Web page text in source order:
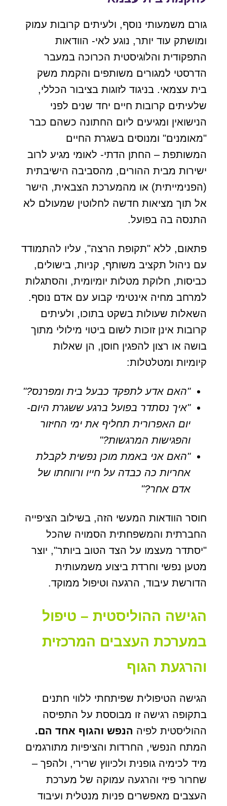
גורם משמעותי נוסף, ולעיתים קרובות עמוק
ומושתק עוד יותר, נוגע לאי- הוודאות
התפקודית והלוגיסטית הכרוכה במעבר
הדרסטי למגורים משותפים והקמת משק
בית עצמאי. בניגוד לזוגות בציבור הכללי,
שלעיתים קרובות חיים יחד שנים לפני
הנישואין ומגיעים ליום החתונה כשהם כבר
"מאומנים" ומנוסים בשגרת החיים
המשותפת – החתן הדתי- לאומי מגיע לרוב
ישירות מבית ההורים, מהסביבה הישיבתית
(הפנימייתית) או מהמערכת הצבאית, הישר
אל תוך מציאות חדשה לחלוטין שמעולם לא
התנסה בה בפועל.
פתאום, ללא "תקופת הרצה", עליו להתמודד
עם ניהול תקציב משותף, קניות, בישולים,
כביסות, חלוקת מטלות יומיומית, והסתגלות
למרחב מחיה אינטימי קבוע עם אדם נוסף.
השאלות שעולות בשקט בתוכו, ולעיתים
קרובות אינן זוכות לשום ביטוי מילולי מתוך
בושה או רצון להפגין חוסן, הן שאלות
קיומיות ומטלטלות:
"האם אדע לתפקד כבעל בית ומפרנס?"
"איך נסתדר בפועל ברגע ששגרת היום-
יום האפרורית תחליף את ימי החיזור
והפגישות המרגשות?"
"האם אני באמת מוכן נפשית לקבלת
אחריות כה כבדה על חייו ורווחתו של
אדם אחר?"
חוסר הוודאות המעשי הזה, בשילוב הציפייה
החברתית והמשפחתית הסמויה שהכל
"יסתדר מעצמו על הצד הטוב ביותר", יוצר
מטען נפשי וחרדת ביצוע משמעותית
הדורשת עיבוד, הרגעה וטיפול ממוקד.
הגישה ההוליסטית – טיפול
במערכת העצבים המרכזית
והרגעת הגוף
הגישה הטיפולית שפיתחתי ללווי חתנים
בתקופה רגישה זו מבוססת על התפיסה
ההוליסטית לפיה הנפש והגוף אחד הם.
המתח הנפשי, החרדות והציפיות מתורגמים
מיד לכימיה גופנית ולכיווץ שרירי, ולהפך –
שחרור פיזי והרגעה עמוקה של מערכת
העצבים מאפשרים פניות מנטלית ועיבוד